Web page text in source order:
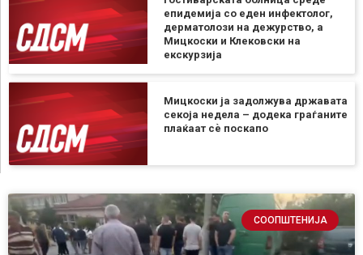
епидемија со еден инфектолог,
дерматолози на дежурство, а
Мицкоски и Клековски на
екскурзија
Мицкоски ја задолжува државата
секоја недела – додека граѓаните
плаќаат сѐ поскапо
СООПШТЕНИЈА